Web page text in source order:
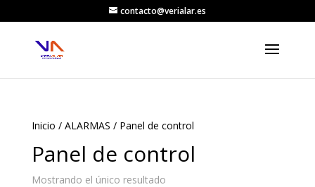
contacto@verialar.es
Inicio / ALARMAS / Panel de control
Panel de control
Mostrando el único resultado